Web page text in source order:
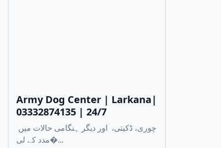
Army Dog Center | Larkana|
03332874135 | 24/7
مدد کے لی�...